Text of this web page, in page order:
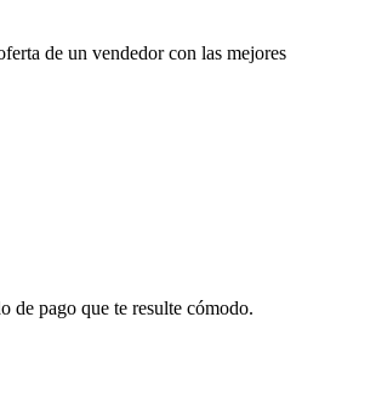
de un vendedor con las mejores
de pago que te resulte cómodo.